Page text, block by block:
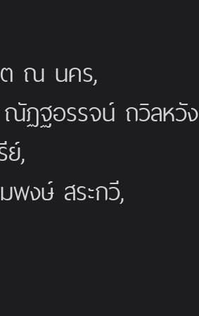
ต ณ นคร,
ฏฐอรรจน์ ถวิลหวัง
,
งษ์ สระกวี,